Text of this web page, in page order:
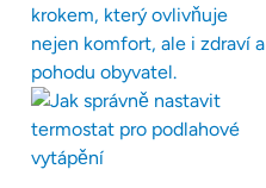
krokem, který ovlivňuje
nejen komfort, ale i zdraví a
pohodu obyvatel.